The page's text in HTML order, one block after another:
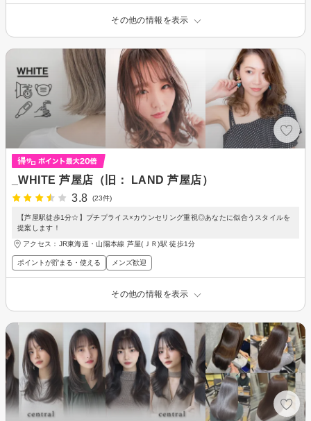
その他の情報を表示
_WHITE 芦屋店（旧： LAND 芦屋店）
3.8
(23件)
【芦屋駅徒歩1分☆】プチプライス×カウンセリング重視◎あなたに似合うスタイルを
提案します！
アクセス：JR東海道・山陽本線 芦屋(ＪＲ)駅 徒歩1分
ポイントが貯まる・使える メンズ歓迎
その他の情報を表示